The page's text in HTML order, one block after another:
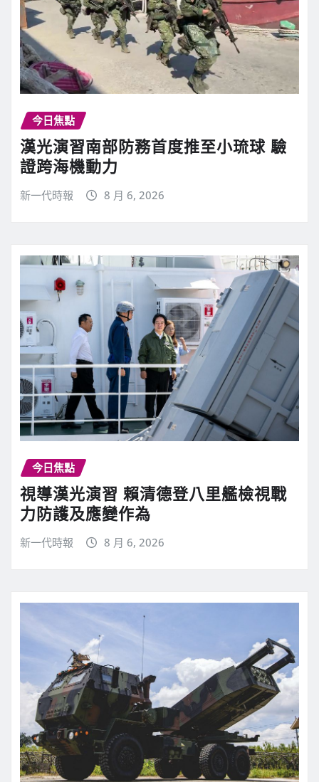
今日焦點
漢光演習南部防務首度推至小琉球 驗
證跨海機動力
新一代時報 8 月 6, 2026
今日焦點
視導漢光演習 賴清德登八里艦檢視戰
力防護及應變作為
新一代時報 8 月 6, 2026